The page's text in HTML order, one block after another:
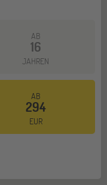
AB
16
JAHREN
AB
294
EUR